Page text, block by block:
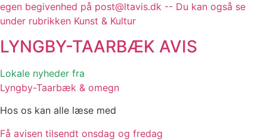
egen begivenhed på post@ltavis.dk -- Du kan også se
under rubrikken Kunst & Kultur
LYNGBY-TAARBÆK AVIS
Lokale nyheder fra
Lyngby-Taarbæk & omegn
Hos os kan alle læse med
Få avisen tilsendt onsdag og fredag